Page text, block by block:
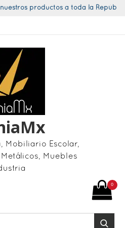
nuestros productos a toda la
Mobiliario Escolar,
Muebles
Buscar
0